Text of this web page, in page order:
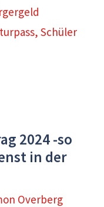
, Schüler
2024 -so
in der
Overberg